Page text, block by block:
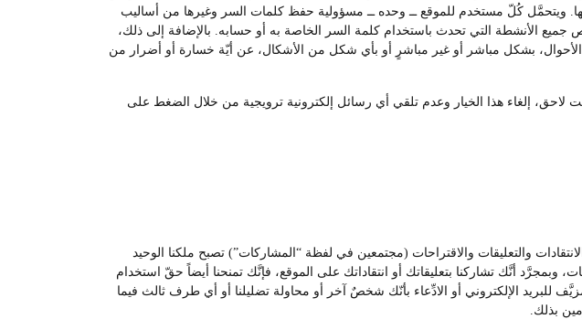
ويتحمَّل كُلّ مستخدم للموقع ــ وحده ــ مسؤولية حفظ كلمات السر وغيرها من أساليب
الأنشطة التي تحدث باستخدام كلمة السر الخاصة به أو حسابه. بالإضافة إلى ذلك،
بشكل مباشر أو غير مباشرٍ أو بأي شكل من الأشكال، عن أيّة خسارة أو أضرار من
لاحق، إلغاء هذا الخيار وعدم تلقي أي رسائل إلكترونية ترويجية من خلال الضغط على
والتعليقات والاقتراحات (مجتمعين في لفظة “المشاركات”) تصبح ملكنا الوحيد
أنَّك تشاركنا بتعليقاتك أو انتقاداتك على الموقع، فإنَّك تمنحنا أيضاً حقّ استخدام
للبريد الإلكتروني أو الادِّعاء بأنّك شخصٌ آخر أو محاولة تضليلنا أو أي طرف ثالث فيما
بذلك.